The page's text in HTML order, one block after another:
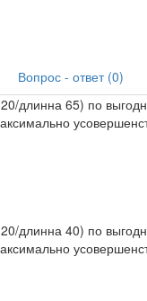
Вопрос - ответ (0)
длинна 65) по
длинна 40) по